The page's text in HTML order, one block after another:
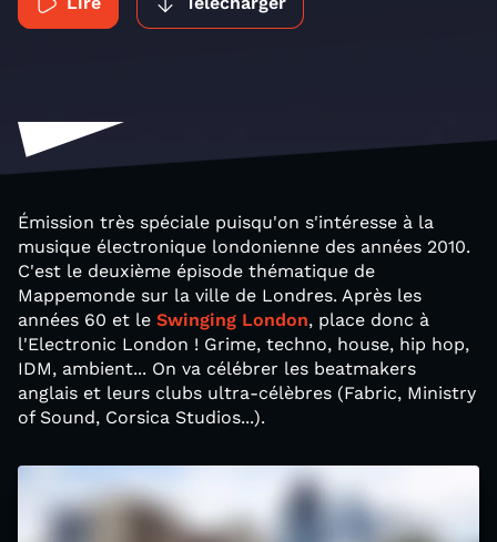
Émission très spéciale puisqu'on s'intéresse à la
musique électronique londonienne des années 2010.
C'est le deuxième épisode thématique de
Mappemonde sur la ville de Londres. Après les
années 60 et le Swinging London, place donc à
l'Electronic London ! Grime, techno, house, hip hop,
IDM, ambient... On va célébrer les beatmakers
anglais et leurs clubs ultra-célèbres (Fabric, Ministry
of Sound, Corsica Studios...).